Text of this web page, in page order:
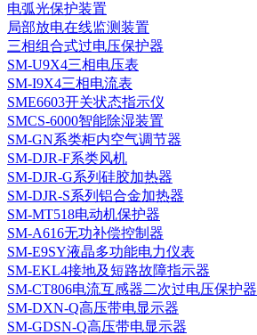
电弧光保护装置
局部放电在线监测装置
三相组合式过电压保护器
SM-U9X4三相电压表
SM-I9X4三相电流表
SME6603开关状态指示仪
SMCS-6000智能除湿装置
SM-GN系类柜内空气调节器
SM-DJR-F系类风机
SM-DJR-G系列硅胶加热器
SM-DJR-S系列铝合金加热器
SM-MT518电动机保护器
SM-A616无功补偿控制器
SM-E9SY液晶多功能电力仪表
SM-EKL4接地及短路故障指示器
SM-CT806电流互感器二次过电压保护器
SM-DXN-Q高压带电显示器
SM-GDSN-Q高压带电显示器